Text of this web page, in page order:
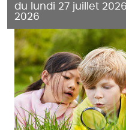
du lundi 27 juillet
2026